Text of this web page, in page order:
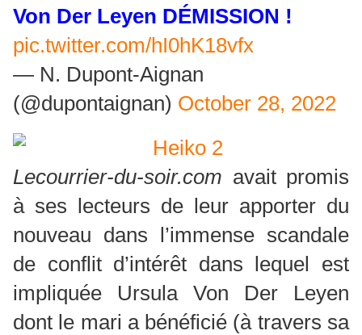
Von Der Leyen DÉMISSION !
pic.twitter.com/hI0hK18vfx
— N. Dupont-Aignan
(@dupontaignan) October 28, 2022
Lecourrier-du-soir.com avait promis
à ses lecteurs de leur apporter du
nouveau dans l’immense scandale
de conflit d’intérêt dans lequel est
impliquée Ursula Von Der Leyen
dont le mari a bénéficié (à travers sa